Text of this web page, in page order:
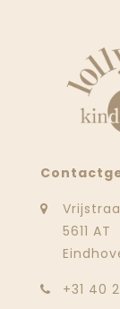
5611 AT
‭+31 40